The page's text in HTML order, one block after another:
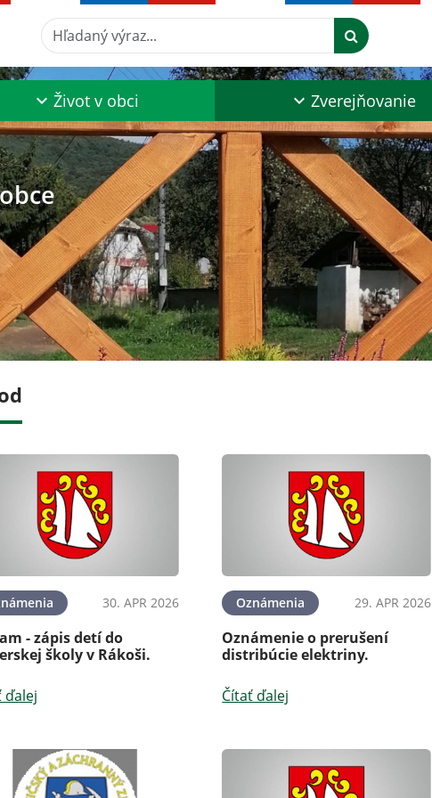
Hľadaný výraz...
Život v obci Zverejňovanie
30. APR 2026
- zápis detí do
školy v Rákoši.
ďalej
Oznámenia 29. APR 2026
Oznámenie o prerušení
distribúcie elektriny.
Čítať ďalej